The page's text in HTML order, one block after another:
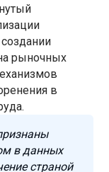
рыночных
в
в данных
страной